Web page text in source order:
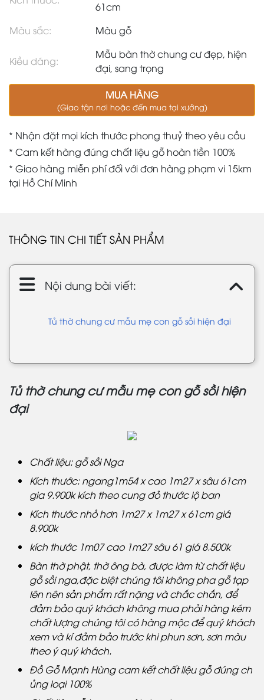
61cm
Màu sắc:
Màu gỗ
Kiều dáng:
Mẫu bàn thờ chung cư đẹp, hiện
đại, sang trọng
MUA HÀNG
(Giao tận nơi hoặc đến mua tại xưởng)
* Nhận đặt mọi kích thước phong thuỷ theo yêu cầu
* Cam kết hàng đúng chất liệu gỗ hoàn tiền 100%
* Giao hàng miễn phí đối với đơn hàng phạm vi 15km
tại Hồ Chí Minh
THÔNG TIN CHI TIẾT SẢN PHẨM
Nội dung bài viết:
Tủ thờ chung cư mẫu mẹ con gỗ sồi hiện đại
Tủ thờ chung cư mẫu mẹ con gỗ sồi hiện
đại
Chất liệu: gỗ sồi Nga
Kích thước: ngang1m54 x cao 1m27 x sâu 61cm
gia 9.900k kích theo cung đỏ thước lộ ban
Kích thước nhỏ hơn 1m27 x 1m27 x 61cm giá
8.900k
kích thước 1m07 cao 1m27 sâu 61 giá 8.500k
Bàn thờ phật, thờ ông bà, được làm từ chất liệu
gỗ sồi nga,đặc biệt chúng tôi không pha gỗ tạp
lên nên sản phẩm rất nặng và chắc chắn, để
đảm bảo quý khách không mua phải hàng kém
chất lượng chúng tôi có hàng mộc để quý khách
xem và kí đảm bảo trước khi phun sơn, sơn màu
theo ý quý khách.
Đồ Gỗ Mạnh Hùng cam kết chất liệu gỗ đúng ch
ủng loại 100%